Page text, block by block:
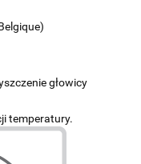
głowicy
temperatury.